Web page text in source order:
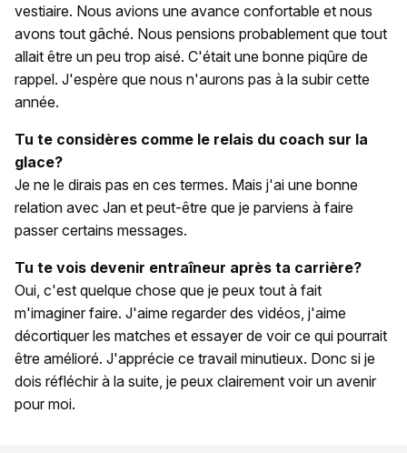
vestiaire. Nous avions une avance confortable et nous
avons tout gâché. Nous pensions probablement que tout
allait être un peu trop aisé. C'était une bonne piqûre de
rappel. J'espère que nous n'aurons pas à la subir cette
année.
Tu te considères comme le relais du coach sur la
glace?
Je ne le dirais pas en ces termes. Mais j'ai une bonne
relation avec Jan et peut-être que je parviens à faire
passer certains messages.
Tu te vois devenir entraîneur après ta carrière?
Oui, c'est quelque chose que je peux tout à fait
m'imaginer faire. J'aime regarder des vidéos, j'aime
décortiquer les matches et essayer de voir ce qui pourrait
être amélioré. J'apprécie ce travail minutieux. Donc si je
dois réfléchir à la suite, je peux clairement voir un avenir
pour moi.